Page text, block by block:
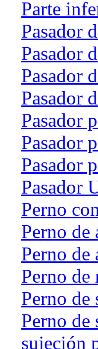
Parte
Pasador
Pasador
Pasador
Pasador
Pasador
Pasador
Pasador
Pasador
Perno
Perno de
Perno de
Perno de
Perno de
Perno de
sujeción